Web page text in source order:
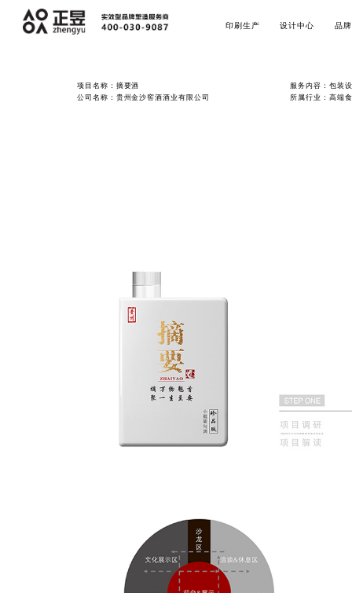
印刷生产 设计中心 品
项目名称：摘要酒
服务内容：包装
公司名称：贵州金沙窖酒酒业有限公司
所属行业：高端